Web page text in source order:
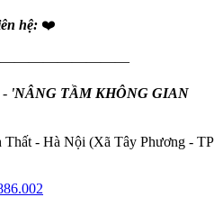
hệ: ❤️
- 'NÂNG TẦM KHÔNG GIAN
- Hà Nội (Xã Tây Phương - TP